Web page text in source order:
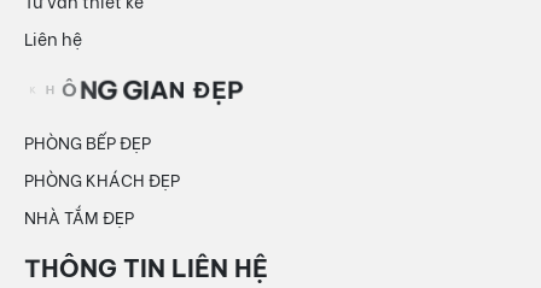
Liên hệ
PHÒNG BẾP ĐẸP
PHÒNG KHÁCH ĐẸP
NHÀ TẮM ĐẸP